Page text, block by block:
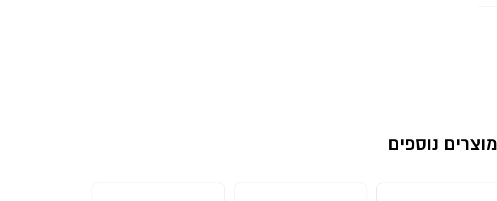
מוצרים נוספים